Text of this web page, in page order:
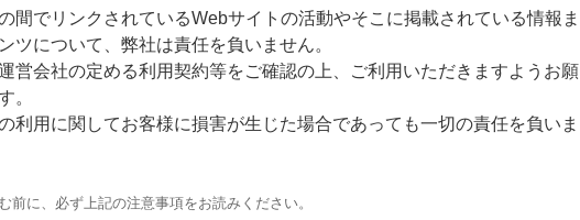
間でリンクされているWebサイトの活動やそこに掲載されている情報ま
ツについて、弊社は責任を負いません。
営会社の定める利用契約等をご確認の上、ご利用いただきますようお願
。
利用に関してお客様に損害が生じた場合であっても一切の責任を負いま
前に、必ず上記の注意事項をお読みください。